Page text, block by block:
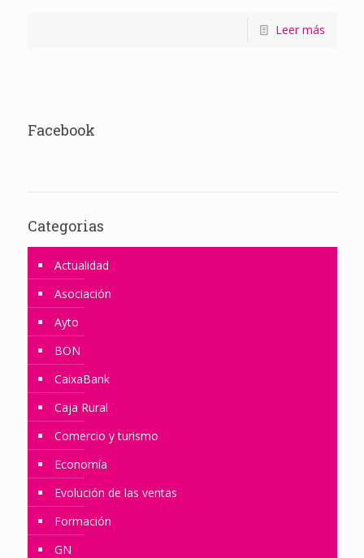
Leer más
Facebook
Categorias
Actualidad
Asociación
Ayto
BON
CaixaBank
Caja Rural
Comercio y turismo
Economía
Evolución de las ventas
Formación
GN